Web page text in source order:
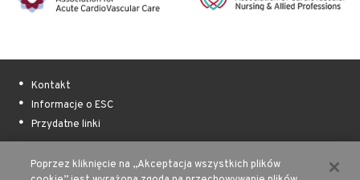
Kontakt
Informacje o ESC
Przydatne linki
Podziękowania dla autorów
Wsparcie finansowe
Poprzez kliknięcie na „Akceptacja wszystkich plików